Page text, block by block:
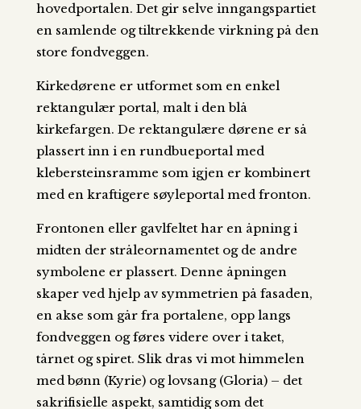
hovedportalen. Det gir selve inngangspartiet
en samlende og tiltrekkende virkning på den
store fondveggen.
Kirkedørene er utformet som en enkel
rektangulær portal, malt i den blå
kirkefargen. De rektangulære dørene er så
plassert inn i en rundbueportal med
klebersteinsramme som igjen er kombinert
med en kraftigere søyleportal med fronton.
Frontonen eller gavlfeltet har en åpning i
midten der stråleornamentet og de andre
symbolene er plassert. Denne åpningen
skaper ved hjelp av symmetrien på fasaden,
en akse som går fra portalene, opp langs
fondveggen og føres videre over i taket,
tårnet og spiret. Slik dras vi mot himmelen
med bønn (Kyrie) og lovsang (Gloria) – det
sakrifisielle aspekt, samtidig som det